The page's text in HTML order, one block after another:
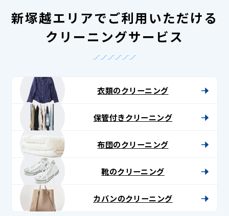
新塚越エリアでご利用いただける
クリーニングサービス
衣類のクリーニング
保管付きクリーニング
布団のクリーニング
靴のクリーニング
カバンのクリーニング